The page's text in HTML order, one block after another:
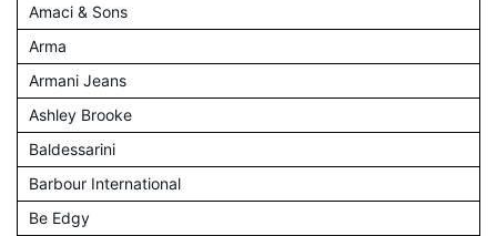
Amaci & Sons
Arma
Armani Jeans
Ashley Brooke
Baldessarini
Barbour International
Be Edgy